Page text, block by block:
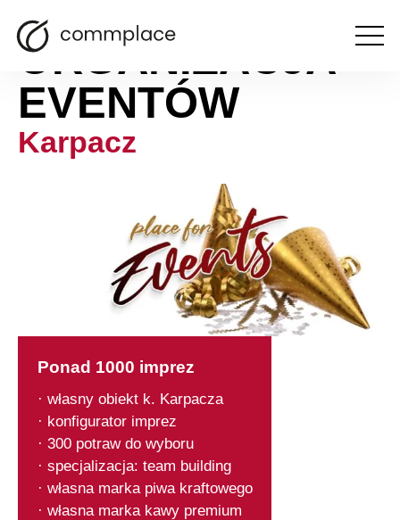
ORGANIZACJA
EVENTÓW
Karpacz
Ponad 1000 imprez
· własny obiekt k. Karpacza
· konfigurator imprez
· 300 potraw do wyboru
· specjalizacja: team building
· własna marka piwa kraftowego
· własna marka kawy premium